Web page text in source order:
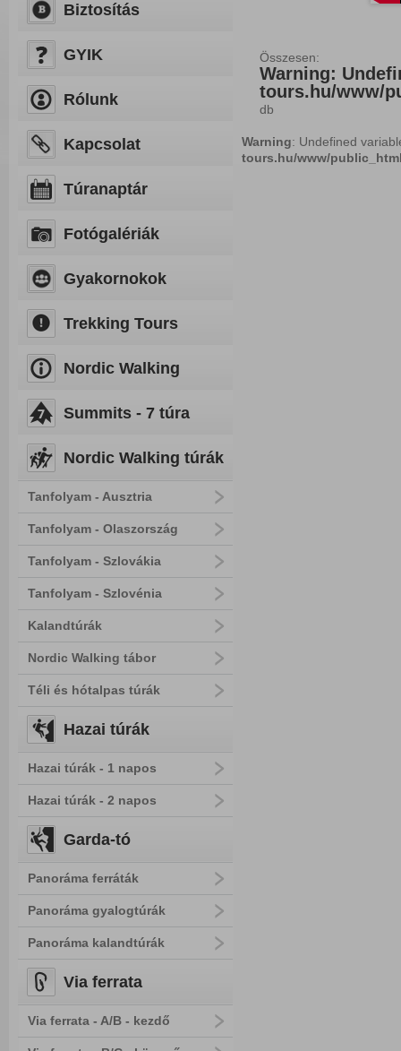
Biztosítás
GYIK
Rólunk
Kapcsolat
Túranaptár
Fotógalériák
Gyakornokok
Trekking Tours
Nordic Walking
Summits - 7 túra
Nordic Walking túrák
Tanfolyam - Ausztria
Tanfolyam - Olaszország
Tanfolyam - Szlovákia
Tanfolyam - Szlovénia
Kalandtúrák
Nordic Walking tábor
Téli és hótalpas túrák
Hazai túrák
Hazai túrák - 1 napos
Hazai túrák - 2 napos
Garda-tó
Panoráma ferráták
Panoráma gyalogtúrák
Panoráma kalandtúrák
Via ferrata
Via ferrata - A/B - kezdő
Összesen:
Warning:
tours.hu/www/
db
Warning: Undefined
tours.hu/www/